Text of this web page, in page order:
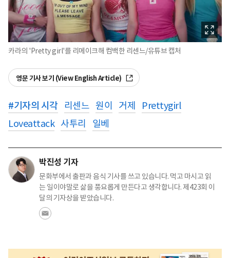
카라의 'Pretty girl'를 리메이크해 컴백한 리센느/유튜브 캡처
영문 기사 보기 (View English Article)
#기자의 시각 리센느 원이 거제
Prettygirl
Loveattack 사투리 일베
박진성 기자
문화부에서 출판과 음식 기사를 쓰고 있습니다. 먹고 마시고 읽
는 일이야말로 삶을 풍요롭게 만든다고 생각합니다. 제423회 이
달의 기자상을 받았습니다.